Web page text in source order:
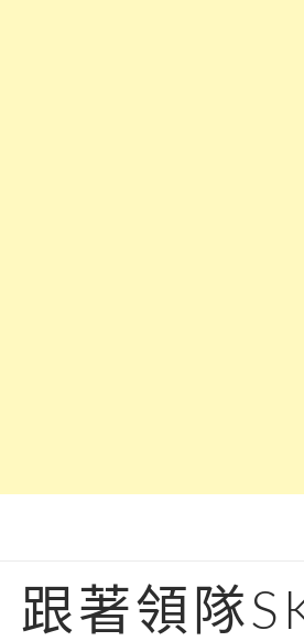
跟著領隊